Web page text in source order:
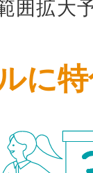
囲拡大
に